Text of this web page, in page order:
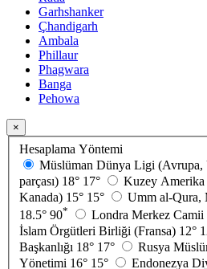
Garhshanker
Çhandigarh
Ambala
Phillaur
Phagwara
Banga
Pehowa
×
Hesaplama Yöntemi
Müslüman Dünya Ligi
parçası) 18° 17°
Kuzey
Kanada) 15° 15°
Umm al-Qura,
18.5° 90* Londra Merkez Camii
İslam Örgütleri Birliği (Fransa) 12°
Başkanlığı 18° 17°
Rusya
Yönetimi 16° 15° Endonezya